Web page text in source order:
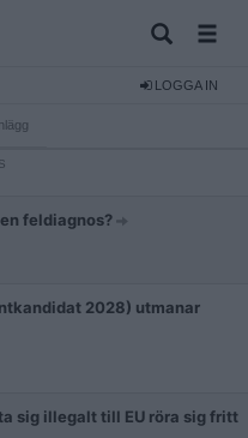
LOGGA IN
feldiagnos?
2028) utmanar
sig illegalt till EU röra sig fritt